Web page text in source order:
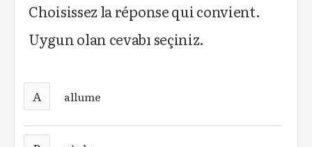
Choisissez la réponse qui convient.
Uygun olan cevabı seçiniz.
A allume